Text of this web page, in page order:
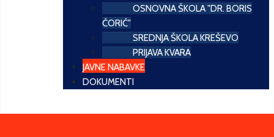
OSNOVNA ŠKOLA "DR. BORIS
ĆORIĆ"
SREDNJA ŠKOLA KREŠEVO
PRIJAVA KVARA
JAVNE NABAVKE
DOKUMENTI